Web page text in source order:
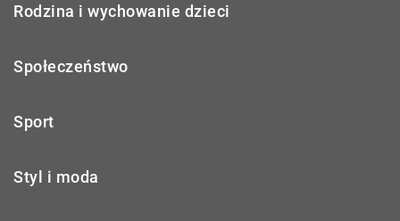
Rodzina i wychowanie dzieci
Społeczeństwo
Sport
Styl i moda